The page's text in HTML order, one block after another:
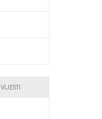
VIJESTI